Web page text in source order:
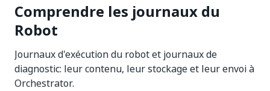
Comprendre les journaux du
Robot
Journaux d'exécution du robot et journaux de
diagnostic: leur contenu, leur stockage et leur envoi à
Orchestrator.